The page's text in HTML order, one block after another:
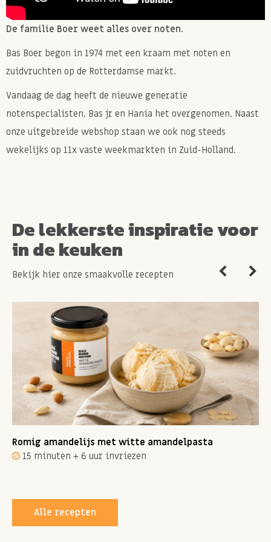
De familie Boer weet alles over noten.
Bas Boer begon in 1974 met een kraam met noten en
zuidvruchten op de Rotterdamse markt.
Vandaag de dag heeft de nieuwe generatie
notenspecialisten, Bas jr en Hania het overgenomen. Naast
onze uitgebreide webshop staan we ook nog steeds
wekelijks op 11x vaste weekmarkten in Zuid-Holland.
De lekkerste inspiratie voor
in de keuken
Bekijk hier onze smaakvolle recepten
Romig amandelijs met witte amandelpasta
15 minuten + 6 uur invriezen
Alle recepten